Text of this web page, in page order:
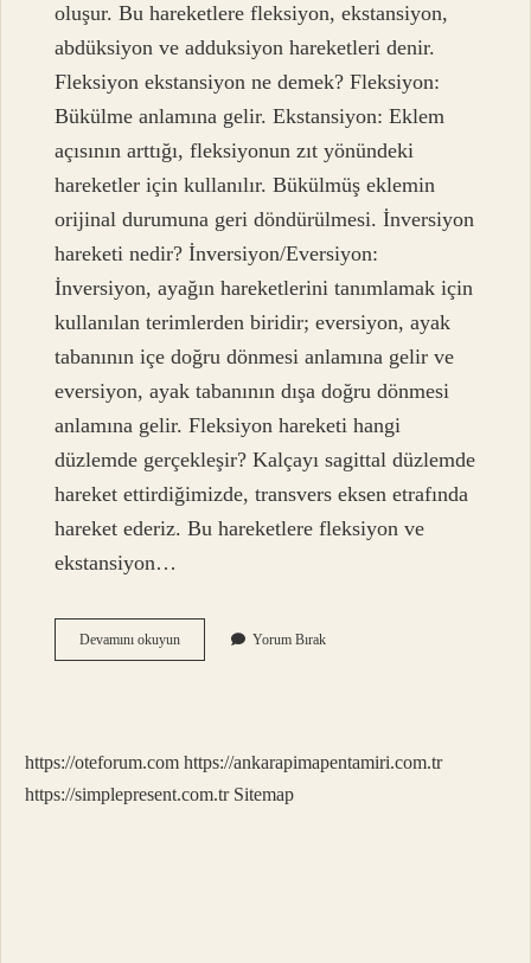
oluşur. Bu hareketlere fleksiyon, ekstansiyon,
abdüksiyon ve adduksiyon hareketleri denir.
Fleksiyon ekstansiyon ne demek? Fleksiyon:
Bükülme anlamına gelir. Ekstansiyon: Eklem
açısının arttığı, fleksiyonun zıt yönündeki
hareketler için kullanılır. Bükülmüş eklemin
orijinal durumuna geri döndürülmesi. İnversiyon
hareketi nedir? İnversiyon/Eversiyon:
İnversiyon, ayağın hareketlerini tanımlamak için
kullanılan terimlerden biridir; eversiyon, ayak
tabanının içe doğru dönmesi anlamına gelir ve
eversiyon, ayak tabanının dışa doğru dönmesi
anlamına gelir. Fleksiyon hareketi hangi
düzlemde gerçekleşir? Kalçayı sagittal düzlemde
hareket ettirdiğimizde, transvers eksen etrafında
hareket ederiz. Bu hareketlere fleksiyon ve
ekstansiyon…
Devamını okuyunAbdüksiyon
Hareketi
Yorum Bırak
https://oteforum.com https://ankarapimapentamiri.com.tr
https://simplepresent.com.tr Sitemap